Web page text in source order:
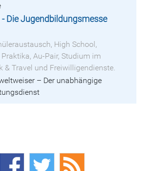
- Die Jugendbildungsmesse
High School,
Au-Pair, Studium im
& Travel und Freiwilligendienste.
– Der unabhängige